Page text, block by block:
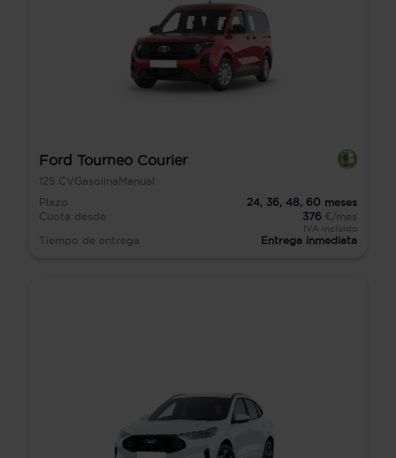
Ford Tourneo Courier
125 CVGasolina Manual
Plazo
24, 36, 48, 60 meses
Cuota desde
376 €/mes
IVA incluido
Tiempo de entrega Entrega inmediata